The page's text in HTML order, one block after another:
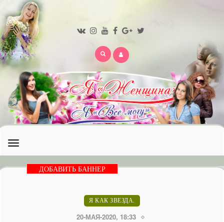
Открыть
меню
ДОБАВИТЬ БАННЕР
Я КАК ЗВЕЗДА.
20-МАЯ-2020, 18:33